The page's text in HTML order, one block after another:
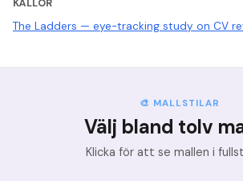
KÄLLOR
The Ladders — eye-tracking study on CV
🎨 MALLSTILAR
Välj bland tolv
Klicka för att se mallen i